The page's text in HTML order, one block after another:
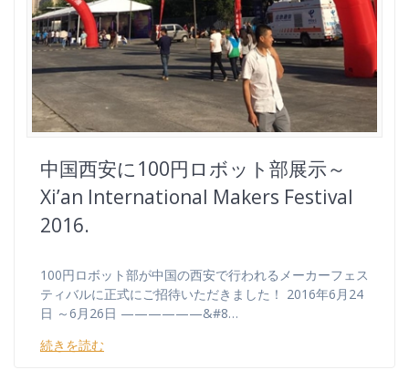
中国西安に100円ロボット部展示～
Xi’an International Makers Festival
2016.
100円ロボット部が中国の西安で行われるメーカーフェス
ティバルに正式にご招待いただきました！ 2016年6月24
日 ～6月26日 ——————&#8…
続きを読む